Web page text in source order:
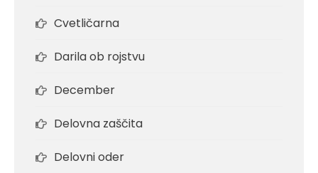
Cvetličarna
Darila ob rojstvu
December
Delovna zaščita
Delovni oder